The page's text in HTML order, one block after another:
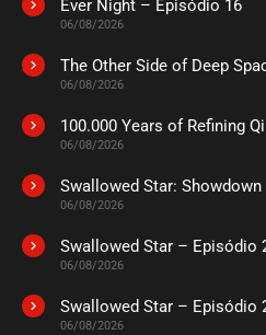
ASSISTIDO
ASSISTIDO
EPISÓDIO 04
ASSISTIDO
EPISÓDIO 03
Ever Night – Episódio 16
06/08/2026
The Other Side of Deep
06/08/2026
100.000 Years of Refining
06/08/2026
Swallowed Star:
06/08/2026
Swallowed Star – Episódio
06/08/2026
Swallowed Star – Episódio
06/08/2026